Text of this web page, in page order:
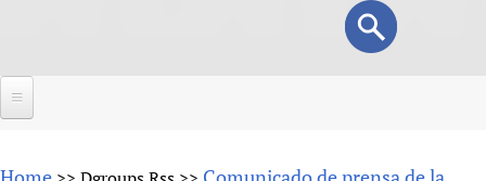
Search
form
Search